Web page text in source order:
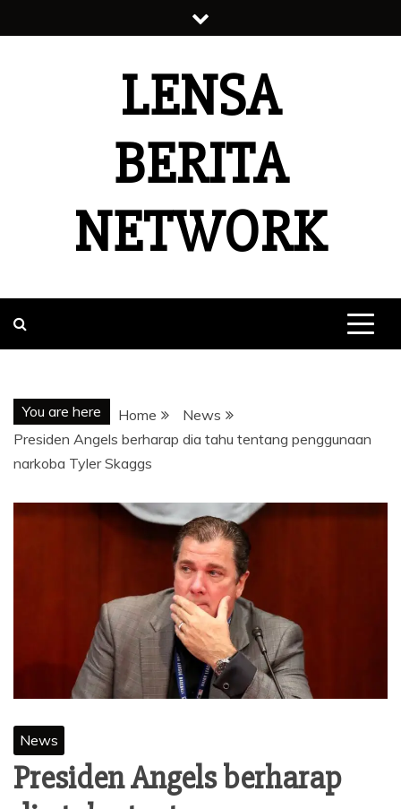
to
LENSA
BERITA
NETWORK
You are here Home
News
Presiden Angels berharap dia tahu tentang penggunaan
narkoba Tyler Skaggs
News
Presiden Angels berharap